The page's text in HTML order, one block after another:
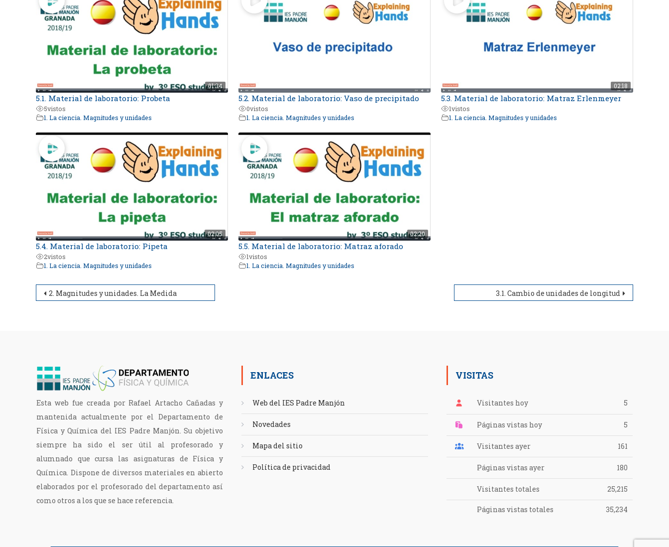
01:34
5.1. Material de laboratorio: Probeta
5vistos
1. La ciencia. Magnitudes y unidades
5.2. Material de laboratorio: Vaso de precipitado
0vistos
1. La ciencia. Magnitudes y unidades
02:18
5.3. Material de laboratorio: Matraz Erlenmeyer
1vistos
1. La ciencia. Magnitudes y unidades
02:05
5.4. Material de laboratorio: Pipeta
2vistos
1. La ciencia. Magnitudes y unidades
02:20
5.5. Material de laboratorio: Matraz aforado
1vistos
1. La ciencia. Magnitudes y unidades
Navegación
2. Magnitudes y unidades. La Medida 3.1. Cambio de unidades de longitud
Esta web fue creada por Rafael Artacho Cañadas y
mantenida actualmente por el Departamento de
Física y Química del IES Padre Manjón. Su objetivo
siempre ha sido el ser útil al profesorado y
alumnado que cursa las asignaturas de Física y
Química. Dispone de diversos materiales en abierto
elaborados por el profesorado del departamento así
como otros a los que se hace referencia.
ENLACES
Web del IES Padre Manjón
Novedades
Mapa del sitio
Política de privacidad
VISITAS
Visitantes hoy 5
Páginas vistas hoy 5
Visitantes ayer 161
Páginas vistas ayer 180
Visitantes totales 25,215
Páginas vistas totales 35,234